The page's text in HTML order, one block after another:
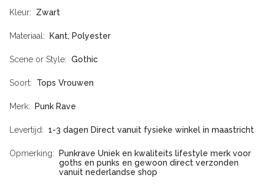
Kleur Zwart
Materiaal Kant, Polyester
Scene or Style Gothic
Soort Tops Vrouwen
Merk Punk Rave
Levertijd 1-3 dagen Direct vanuit fysieke winkel in maastricht
Opmerking
Punkrave Uniek en kwaliteits lifestyle merk voor
goths en punks en gewoon direct verzonden
vanuit nederlandse shop